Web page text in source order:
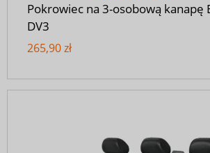
Pokrowiec na 3-osobową kanapę
DV3
265,90 zł